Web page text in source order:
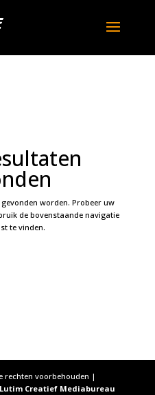
worden. Probeer uw
de bovenstaande navigatie
te vinden.
rechten voorbehouden |
Lutim Creatief Mediabureau